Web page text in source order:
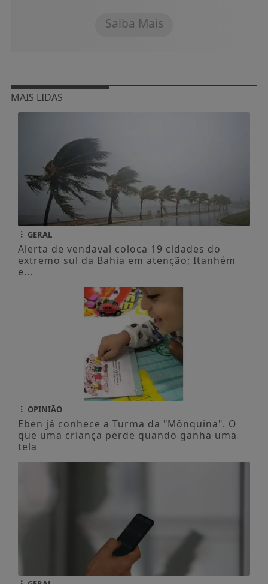
Saiba Mais
MAIS LIDAS
GERAL
Alerta de vendaval coloca 19 cidades do
extremo sul da Bahia em atenção; Itanhém
e...
OPINIÃO
Eben já conhece a Turma da "Mônquina". O
que uma criança perde quando ganha uma
tela